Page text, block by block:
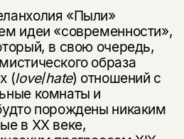
«Пыли»
идеи «современности»,
в свою очередь,
образа
(love/hate) отношений с
комнаты и
порождены никаким
в XX веке,
конфиденциальности
конфиденциальности
для
18 лет?